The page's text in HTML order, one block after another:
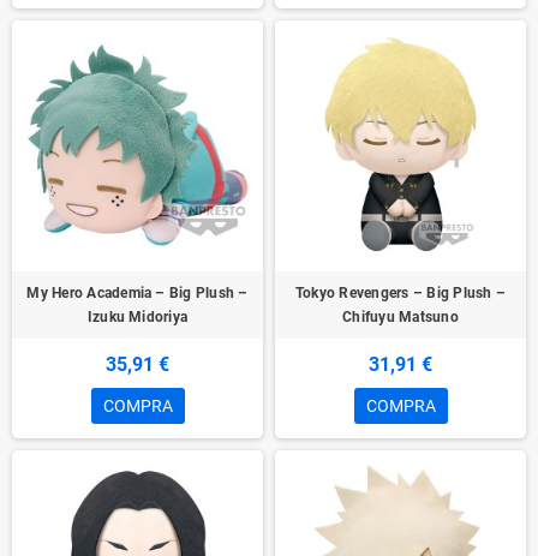
My Hero Academia – Big Plush –
Izuku Midoriya
35,91 €
COMPRA
Tokyo Revengers – Big Plush –
Chifuyu Matsuno
31,91 €
COMPRA